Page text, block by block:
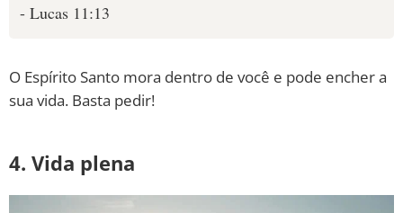
- Lucas 11:13
O Espírito Santo mora dentro de você e pode encher a
sua vida. Basta pedir!
4. Vida plena